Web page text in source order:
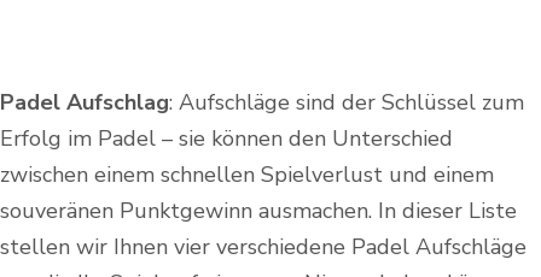
Padel Aufschlag: Aufschläge sind ⁣der Schlüssel zum
Erfolg im Padel – sie können den Unterschied
zwischen einem schnellen ⁢Spielverlust und ⁤einem
souveränen Punktgewinn ausmachen. In dieser‌ Liste
‍stellen wir Ihnen vier verschiedene Padel⁣ Aufschläge